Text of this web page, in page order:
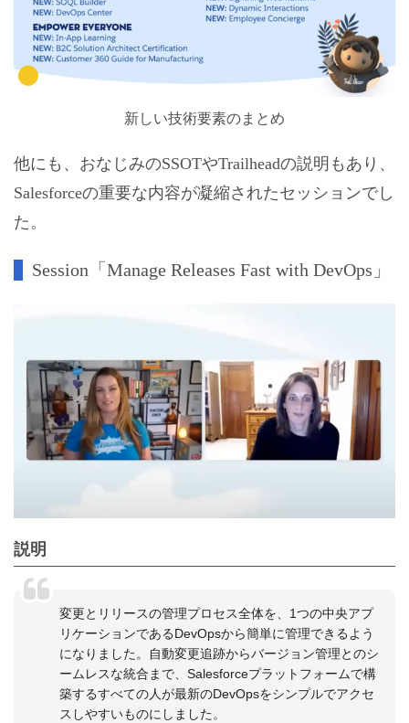
新しい技術要素のまとめ
他にも、おなじみのSSOTやTrailheadの説明もあり、
Salesforceの重要な内容が凝縮されたセッションでし
た。
Session「Manage Releases Fast with DevOps」
説明
変更とリリースの管理プロセス全体を、1つの中央アプ
リケーションであるDevOpsから簡単に管理できるよう
になりました。自動変更追跡からバージョン管理とのシ
ームレスな統合まで、Salesforceプラットフォームで構
築するすべての人が最新のDevOpsをシンプルでアクセ
スしやすいものにしました。